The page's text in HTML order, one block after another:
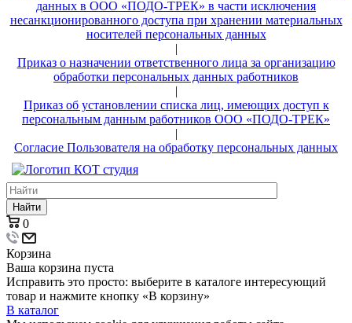
данных в ООО «ПОДО-ТРЕК» в части исключения
несанкционированного доступа при хранении материальных
носителей персональных данных
|
Приказ о назначении ответственного лица за организацию
обработки персональных данных работников
|
Приказ об установлении списка лиц, имеющих доступ к
персональным данным работников ООО «ПОДО-ТРЕК»
|
Согласие Пользователя на обработку персональных данных
Найти
0
Корзина
Ваша корзина пуста
Исправить это просто: выберите в каталоге интересующий
товар и нажмите кнопку «В корзину»
В каталог